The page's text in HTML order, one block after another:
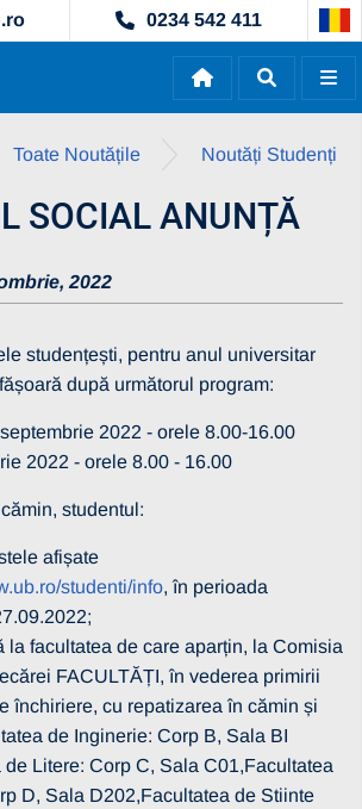
0234 542 411
Toate Noutățile Noutăți Studenți
SOCIAL ANUNȚĂ
2022
studențești, pentru anul universitar
după următorul program:
2022 - orele 8.00-16.00
2022 - orele 8.00 - 16.00
studentul:
afișate
studenti/info, în perioada
la facultatea de care aparțin, la Comisia
FACULTĂȚI, în vederea primirii
închiriere, cu repatizarea în cămin și
de Inginerie: Corp B, Sala BI
de Litere: Corp C, Sala C01,Facultatea
D, Sala D202,Facultatea de Stiinte